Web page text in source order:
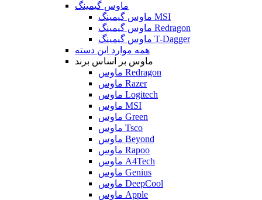
ماوس گیمینگ
ماوس گیمینگ MSI
ماوس گیمینگ Redragon
ماوس گیمینگ T-Dagger
همه موارد این دسته
ماوس بر اساس برند
ماوس Redragon
ماوس Razer
ماوس Logitech
ماوس MSI
ماوس Green
ماوس Tsco
ماوس Beyond
ماوس Rapoo
ماوس A4Tech
ماوس Genius
ماوس DeepCool
ماوس Apple